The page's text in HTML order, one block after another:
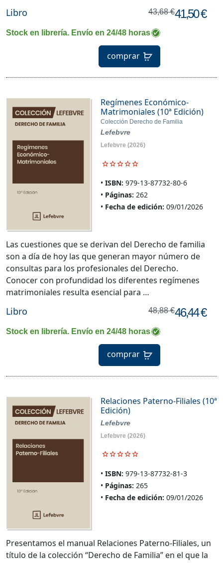
Libro 43,68 €41,50 €
Stock en librería. Envío en 24/48 horas
comprar
Regímenes Económico-
Matrimoniales (10ª Edición)
Colección Derecho de Familia
Lefebvre
Lefebvre (2026)
ISBN: 979-13-87732-80-6
Páginas: 262
Fecha de edición: 09/01/2026
Libro 48,88 €46,44 €
Stock en librería. Envío en 24/48 horas
comprar
Las cuestiones que se derivan del Derecho de familia
son a día de hoy las que generan mayor número de
consultas para los profesionales del Derecho.
Conocer con profundidad los diferentes regímenes
matrimoniales resulta esencial para …
Relaciones Paterno-Filiales (10ª
Edición)
Lefebvre
Lefebvre (2026)
ISBN: 979-13-87732-81-3
Páginas: 265
Fecha de edición: 09/01/2026
Presentamos el manual Relaciones Paterno-Filiales, un
título de la colección “Derecho de Familia” en el que la